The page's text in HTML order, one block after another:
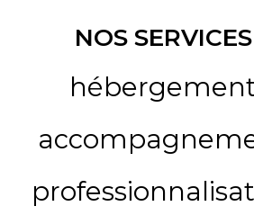
NOS SERVICES